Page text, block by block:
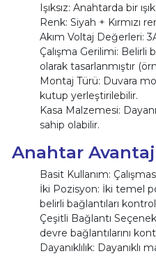
Işıksız: Anahtarda bir
Renk: Siyah + Kırmızı
Akım Voltaj Değerleri:
Çalışma Gerilimi: Belirli
olarak tasarlanmıştır
Montaj Türü: Duvara
kutup yerleştirilebilir.
Kasa Malzemesi:
sahip olabilir.
Anahtar
Basit Kullanım:
İki Pozisyon: İki temel
belirli bağlantıları
Çeşitli Bağlantı
devre bağlantılarını
Dayanıklılık: